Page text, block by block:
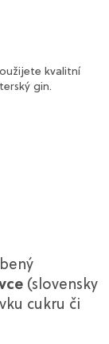
kvalitní
gin.
(slovensky
cukru či